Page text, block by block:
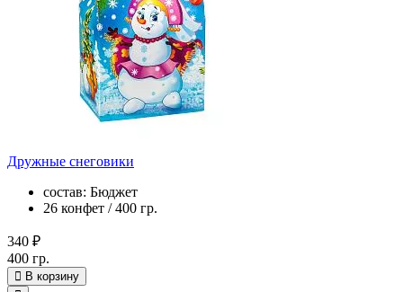
Дружные снеговики
состав: Бюджет
26 конфет / 400 гр.
340 ₽
400 гр.
В корзину